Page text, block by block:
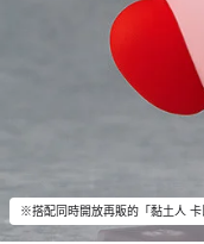
※搭配同時開放再販的「黏土人